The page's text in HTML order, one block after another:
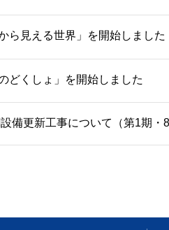
ら見える世界」を開始しました
どくしょ」を開始しました
備更新工事について（第1期・